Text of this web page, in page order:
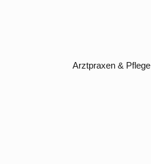
Arztpraxen & Pflege